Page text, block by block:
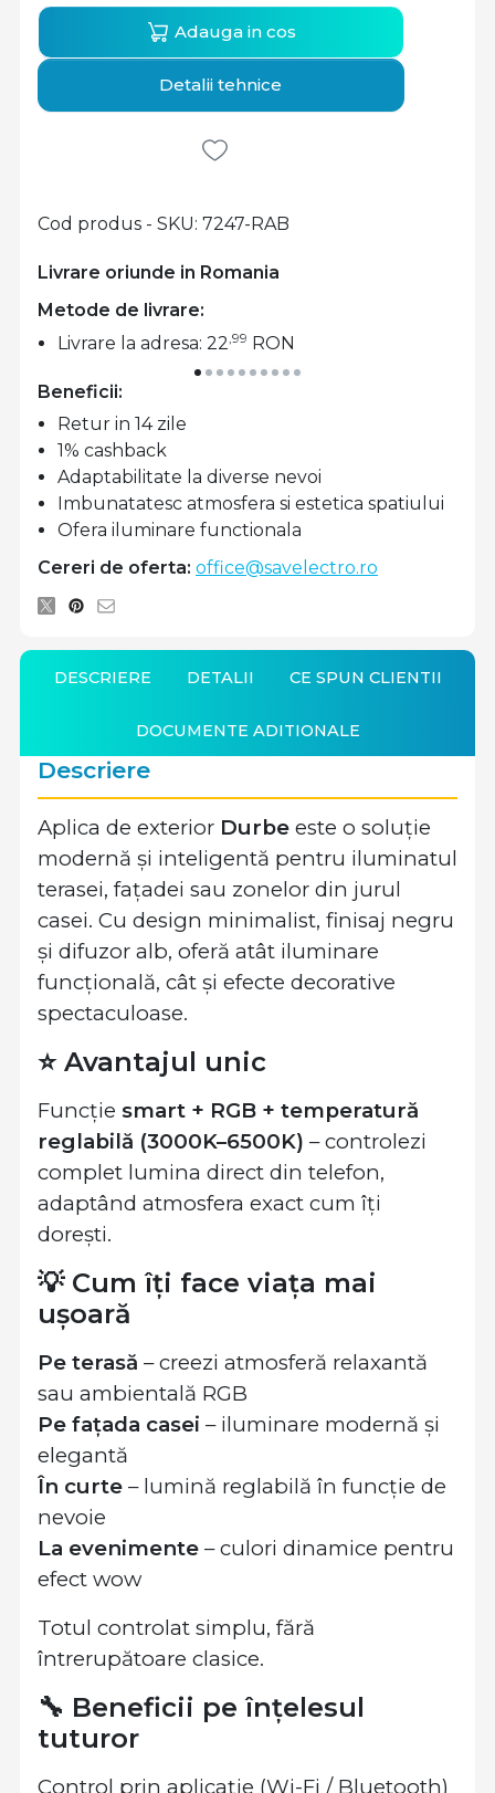
Livrare oriunde in Romania
Cod produs - SKU 7247-RAB
Metode de livrare:
Livrare la adresa: 22,99 RON
Adauga in cos
Detalii tehnice
Beneficii:
Retur in 14 zile
1% cashback
Adaptabilitate la diverse nevoi
Imbunatatesc atmosfera si estetica spatiului
Ofera iluminare functionala
Cereri de oferta: office@savelectro.ro
DESCRIERE DETALII CE SPUN CLIENTII
DOCUMENTE ADITIONALE
Descriere
Aplica de exterior Durbe este o soluție
modernă și inteligentă pentru iluminatul
terasei, fațadei sau zonelor din jurul
casei. Cu design minimalist, finisaj negru
și difuzor alb, oferă atât iluminare
funcțională, cât și efecte decorative
spectaculoase.
⭐ Avantajul unic
Funcție smart + RGB + temperatură
reglabilă (3000K–6500K) – controlezi
complet lumina direct din telefon,
adaptând atmosfera exact cum îți
dorești.
💡 Cum îți face viața mai
ușoară
Pe terasă – creezi atmosferă relaxantă
sau ambientală RGB
Pe fațada casei – iluminare modernă și
elegantă
În curte – lumină reglabilă în funcție de
nevoie
La evenimente – culori dinamice pentru
efect wow
Totul controlat simplu, fără
întrerupătoare clasice.
🔧 Beneficii pe înțelesul
tuturor
Control prin aplicație (Wi-Fi / Bluetooth)